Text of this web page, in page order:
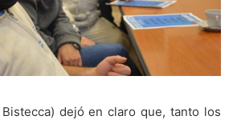
dejó en claro que, tanto los